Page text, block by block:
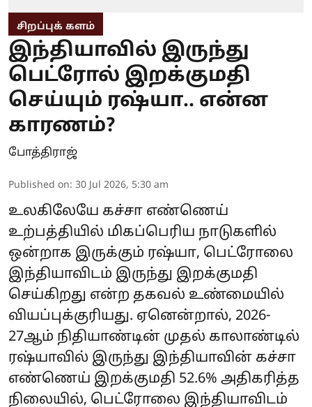
சிறப்புக் களம்
இந்தியாவில் இருந்து
பெட்ரோல் இறக்குமதி
செய்யும் ரஷ்யா.. என்ன
காரணம்?
போத்திராஜ்
Published on: 30 Jul 2026, 5:30 am
உலகிலேயே கச்சா எண்ணெய்
உற்பத்தியில் மிகப்பெரிய நாடுகளில்
ஒன்றாக இருக்கும் ரஷ்யா, பெட்ரோலை
இந்தியாவிடம் இருந்து இறக்குமதி
செய்கிறது என்ற தகவல் உண்மையில்
வியப்புக்குரியது. ஏனென்றால், 2026-
27ஆம் நிதியாண்டின் முதல் காலாண்டில்
ரஷ்யாவில் இருந்து இந்தியாவின் கச்சா
எண்ணெய் இறக்குமதி 52.6% அதிகரித்த
நிலையில், பெட்ரோலை இந்தியாவிடம்